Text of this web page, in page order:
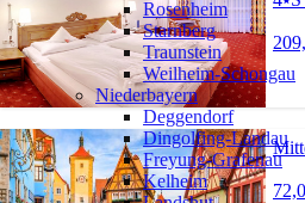
Rosenheim
Starnberg
Traunstein
Weilheim-Schongau
Niederbayern
Deggendorf
Dingolfing-Landau
Freyung-Grafenau
Kelheim